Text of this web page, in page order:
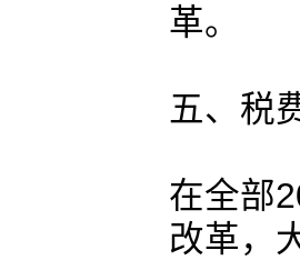
革。
五、税
在全部
改革，